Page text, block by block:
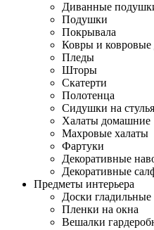
Диванные
Подушки
Покрывала
Ковры и ковровые
Пледы
Шторы
Скатерти
Полотенца
Сидушки на стулья
Халаты домашние
Махровые халаты
Фартуки
Декоративные
Декоративные
Предметы интерьера
Доски гладильные
Пленки на окна
Вешалки